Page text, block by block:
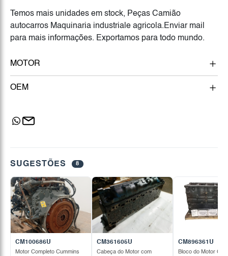
Temos mais unidades em stock, Peças Camião
autocarros Maquinaria industriale agricola.Enviar mail
para mais informações. Exportamos para todo mundo.
MOTOR
OEM
SUGESTÕES 8
CM100686U
Motor Completo Cummins
CM361605U
Cabeça do Motor com
CM896361U
Bloco do Motor